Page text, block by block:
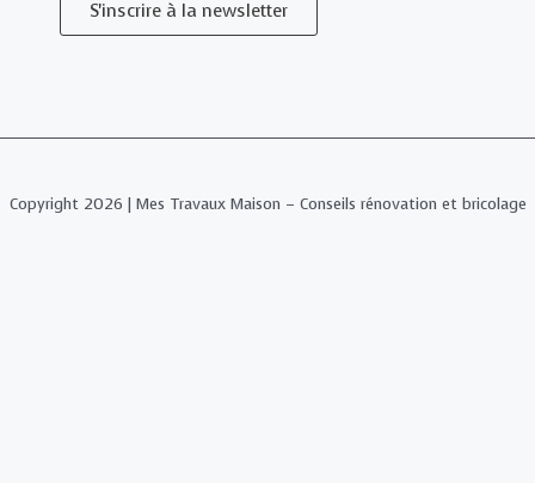
S'inscrire à la newsletter
Copyright 2026 | Mes Travaux Maison – Conseils rénovation et bricolage